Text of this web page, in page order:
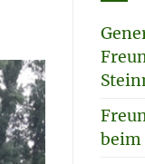
beim